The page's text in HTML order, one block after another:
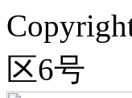
区6号